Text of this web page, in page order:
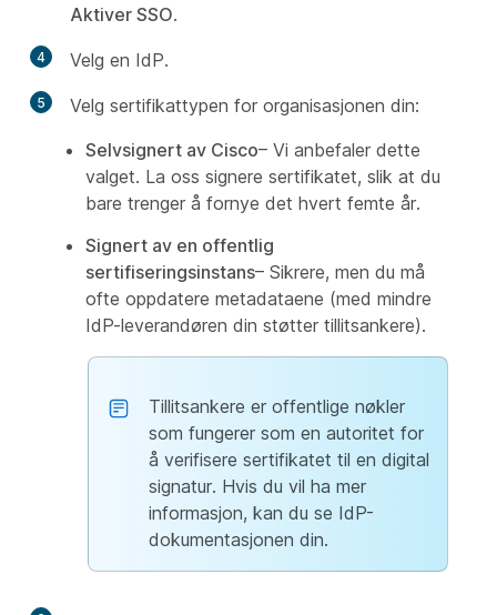
Aktiver SSO.
4 Velg en IdP.
5
Velg sertifikattypen for organisasjonen din:
Selvsignert av Cisco– Vi anbefaler dette
valget. La oss signere sertifikatet, slik at du
bare trenger å fornye det hvert femte år.
Signert av en offentlig
sertifiseringsinstans– Sikrere, men du må
ofte oppdatere metadataene (med mindre
IdP-leverandøren din støtter tillitsankere).
Tillitsankere er offentlige nøkler
som fungerer som en autoritet for
å verifisere sertifikatet til en digital
signatur. Hvis du vil ha mer
informasjon, kan du se IdP-
dokumentasjonen din.